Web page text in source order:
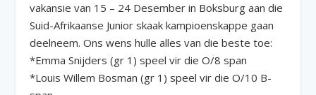
vakansie van 15 – 24 Desember in Boksburg aan die
Suid-Afrikaanse Junior skaak kampioenskappe gaan
deelneem. Ons wens hulle alles van die beste toe:
*Emma Snijders (gr 1) speel vir die O/8 span
*Louis Willem Bosman (gr 1) speel vir die O/10 B-